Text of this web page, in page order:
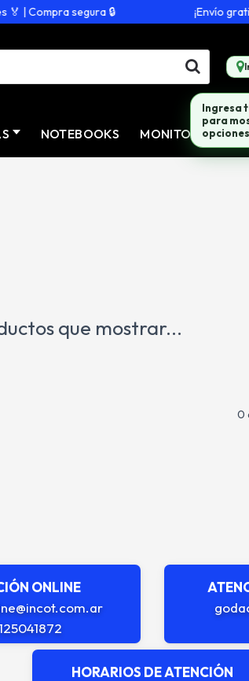
| Compra segura 🔒 ¡Envío
NOTEBOOKS MONITORES
que mostrar...
0
ONLINE
HORARIOS DE ATENCIÓN
Ingresa
para